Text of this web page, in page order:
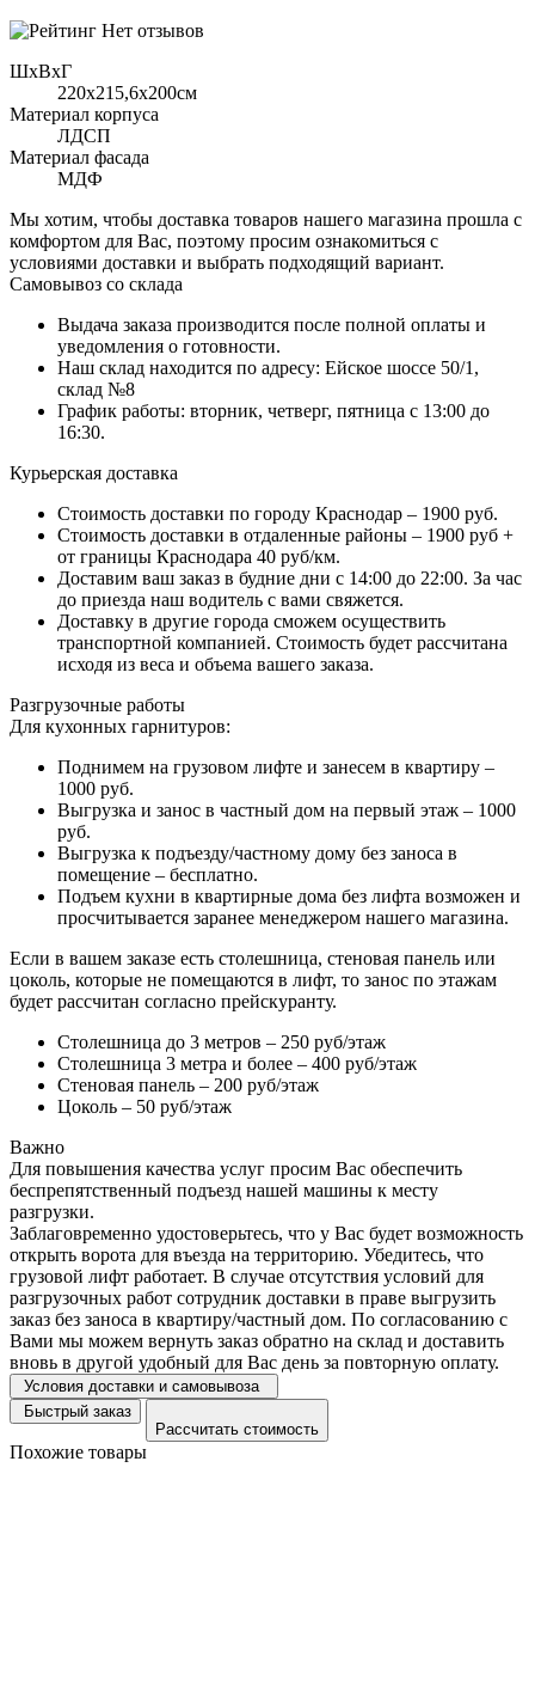
Нет отзывов
ШхВхГ
220x215,6х200см
Материал корпуса
ЛДСП
Материал фасада
МДФ
Мы хотим, чтобы доставка товаров нашего магазина прошла с
комфортом для Вас, поэтому просим ознакомиться с
условиями доставки и выбрать подходящий вариант.
Самовывоз со склада
Выдача заказа производится после полной оплаты и
уведомления о готовности.
Наш склад находится по адресу: Ейское шоссе 50/1,
склад №8
График работы: вторник, четверг, пятница с 13:00 до
16:30.
Курьерская доставка
Стоимость доставки по городу Краснодар – 1900 руб.
Стоимость доставки в отдаленные районы – 1900 руб +
от границы Краснодара 40 руб/км.
Доставим ваш заказ в будние дни с 14:00 до 22:00. За час
до приезда наш водитель с вами свяжется.
Доставку в другие города сможем осуществить
транспортной компанией. Стоимость будет рассчитана
исходя из веса и объема вашего заказа.
Разгрузочные работы
Для кухонных гарнитуров:
Поднимем на грузовом лифте и занесем в квартиру –
1000 руб.
Выгрузка и занос в частный дом на первый этаж – 1000
руб.
Выгрузка к подъезду/частному дому без заноса в
помещение – бесплатно.
Подъем кухни в квартирные дома без лифта возможен и
просчитывается заранее менеджером нашего магазина.
Если в вашем заказе есть столешница, стеновая панель или
цоколь, которые не помещаются в лифт, то занос по этажам
будет рассчитан согласно прейскуранту.
Столешница до 3 метров – 250 руб/этаж
Столешница 3 метра и более – 400 руб/этаж
Стеновая панель – 200 руб/этаж
Цоколь – 50 руб/этаж
Важно
Для повышения качества услуг просим Вас обеспечить
беспрепятственный подъезд нашей машины к месту
разгрузки.
Заблаговременно удостоверьтесь, что у Вас будет возможность
открыть ворота для въезда на территорию. Убедитесь, что
грузовой лифт работает. В случае отсутствия условий для
разгрузочных работ сотрудник доставки в праве выгрузить
заказ без заноса в квартиру/частный дом. По согласованию с
Вами мы можем вернуть заказ обратно на склад и доставить
вновь в другой удобный для Вас день за повторную оплату.
Условия доставки и самовывоза
Быстрый заказ
Рассчитать стоимость
Похожие товары